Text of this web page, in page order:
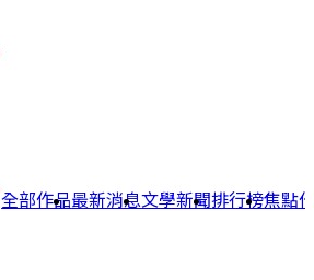
全部作品最新消息文學新聞排行榜焦點